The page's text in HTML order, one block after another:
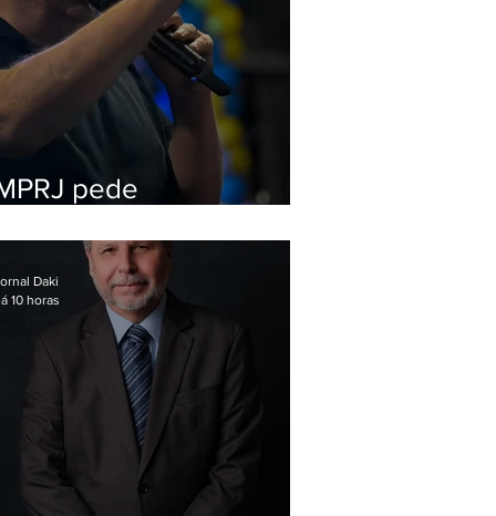
pede
Daki
10 horas